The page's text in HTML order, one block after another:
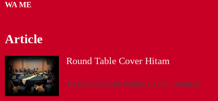
WA ME
Article
Round Table Cover Hitam
Tersedia Beragam Pilihan Ukuran Diameter